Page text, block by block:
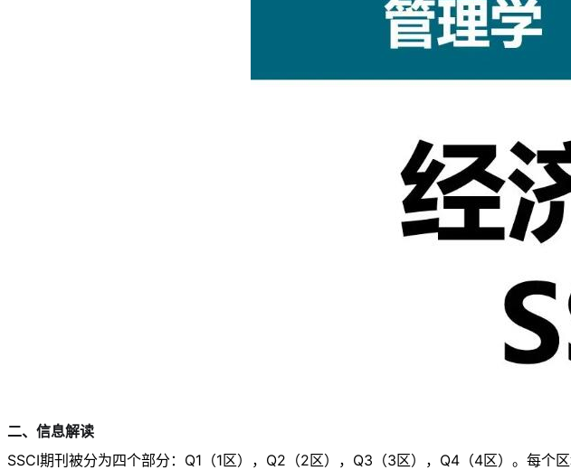
二、信息解读
SSCI期刊被分为四个部分：Q1（1区），Q2（2区），Q3（3区），Q4（4区）。每个